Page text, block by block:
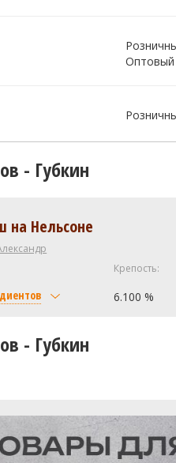
Оптовый
- Губкин
на Нельсоне
Крепость:
6.100 %
солод Пилзнер
Совиньон (Nelson Sauvin)
- Губкин